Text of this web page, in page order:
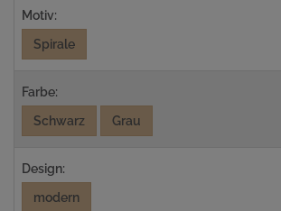
Motiv:
Spirale
Farbe:
Schwarz
Grau
Design:
modern